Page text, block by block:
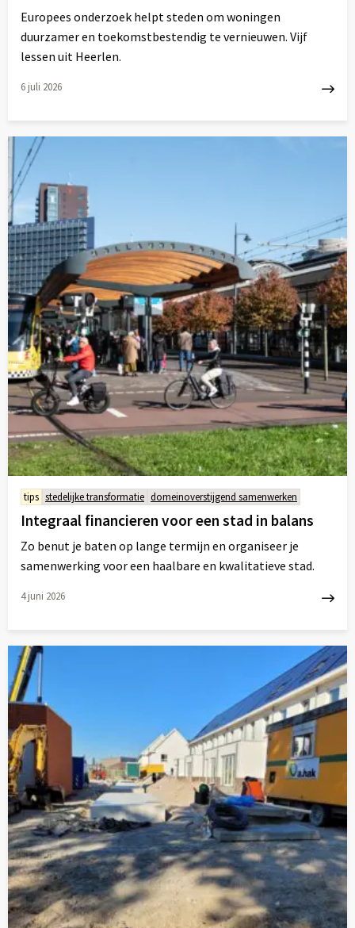
Europees onderzoek helpt steden om woningen
duurzamer en toekomstbestendig te vernieuwen. Vijf
lessen uit Heerlen.
6 juli 2026
meer
over
tips stedelijke transformatie domeinoverstijgend samenwerken
Integraal financieren voor een stad in balans
Zo benut je baten op lange termijn en organiseer je
samenwerking voor een haalbare en kwalitatieve stad.
4 juni 2026
meer
over